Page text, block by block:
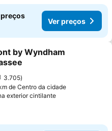
preços
Ver preços
aos favoritos
by Wyndham
3.705
de Centro da cidade
exterior cintilanteVer preços